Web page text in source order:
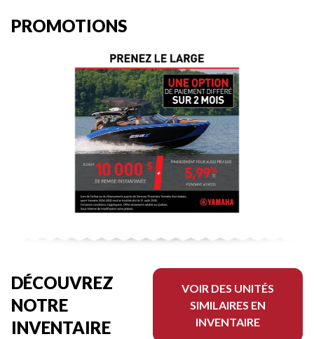
PROMOTIONS
DÉCOUVREZ
NOTRE
INVENTAIRE
VOIR DES UNITÉS
SIMILAIRES EN
INVENTAIRE